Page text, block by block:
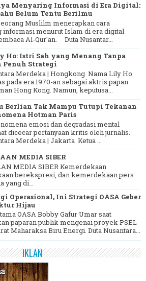
Menyaring Informasi di Era Digital:
Belum Tentu Berilmu
Muslilm menerapkan cara
informasi menurut Islam di era digital
Al-Qur'an. Duta Nusantar...
Ho: Istri Sah yang Menang Tanpa
Penuh Strategi
Merdeka | Hongkong Nama Lily Ho
pada era 1970-an sebagai aktris papan
Hong Kong. Namun, keputusa...
Berlian Tak Mampu Tutupi Tekanan
Hotman Paris
emosi dan degradasi mental
dicecar pertanyaan kritis oleh jurnalis.
Merdeka | Jakarta Ketua ...
MEDIA SIBER
MEDIA SIBER Kemerdekaan
berekspresi, dan kemerdekaan pers
yang di...
Operasional, Ini Strategi OASA Geber
Hijau
OASA Bobby Gafur Umar saat
paparan publik mengenai proyek PSEL
Maharaksa Biru Energi. Duta Nusantara...
IKLAN